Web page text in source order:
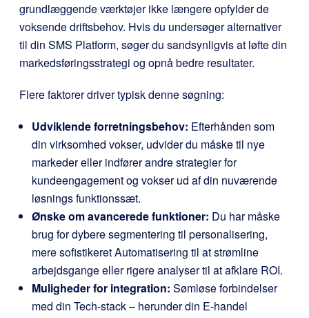
grundlæggende værktøjer ikke længere opfylder de
voksende driftsbehov. Hvis du undersøger alternativer
til din SMS Platform, søger du sandsynligvis at løfte din
markedsføringsstrategi og opnå bedre resultater.
Flere faktorer driver typisk denne søgning:
Udviklende forretningsbehov: Efterhånden som
din virksomhed vokser, udvider du måske til nye
markeder eller indfører andre strategier for
kundeengagement og vokser ud af din nuværende
løsnings funktionssæt.
Ønske om avancerede funktioner: Du har måske
brug for dybere segmentering til personalisering,
mere sofistikeret Automatisering til at strømline
arbejdsgange eller rigere analyser til at afklare ROI.
Muligheder for integration: Sømløse forbindelser
med din Tech-stack – herunder din E-handel